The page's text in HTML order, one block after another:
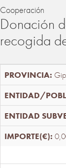
Cooperación
Donación
recogida